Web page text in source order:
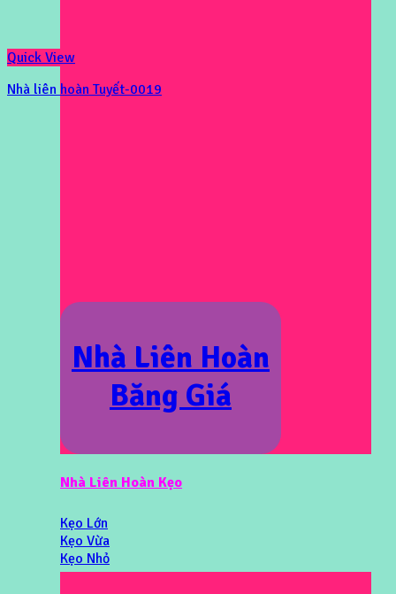
Nhà Liên Hoàn
Băng Giá
Nhà Liên Hoàn Kẹo
Kẹo Lớn
Kẹo Vừa
Kẹo Nhỏ
Quick View
Nhà liên hoàn Tuyết-0019